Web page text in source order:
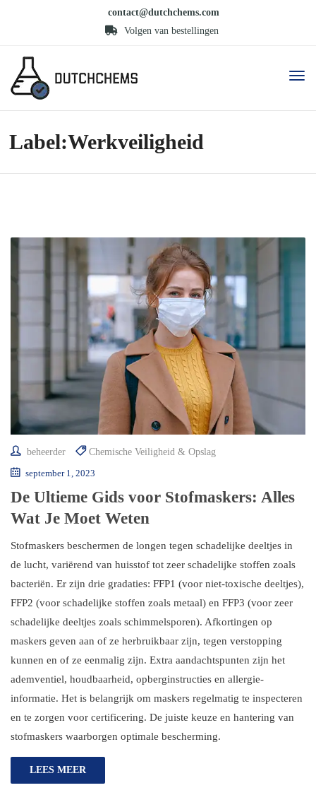
contact@dutchchems.com
Volgen van bestellingen
Label:Werkveiligheid
beheerder
Chemische Veiligheid & Opslag
september 1, 2023
De Ultieme Gids voor Stofmaskers: Alles
Wat Je Moet Weten
Stofmaskers beschermen de longen tegen schadelijke deeltjes in
de lucht, variërend van huisstof tot zeer schadelijke stoffen zoals
bacteriën. Er zijn drie gradaties: FFP1 (voor niet-toxische deeltjes),
FFP2 (voor schadelijke stoffen zoals metaal) en FFP3 (voor zeer
schadelijke deeltjes zoals schimmelsporen). Afkortingen op
maskers geven aan of ze herbruikbaar zijn, tegen verstopping
kunnen en of ze eenmalig zijn. Extra aandachtspunten zijn het
ademventiel, houdbaarheid, opberginstructies en allergie-
informatie. Het is belangrijk om maskers regelmatig te inspecteren
en te zorgen voor certificering. De juiste keuze en hantering van
stofmaskers waarborgen optimale bescherming.
LEES MEER